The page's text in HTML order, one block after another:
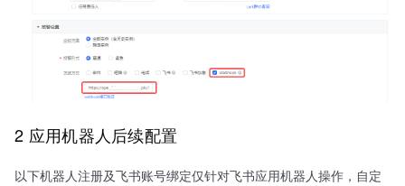
2 应用机器人后续配置
以下机器人注册及飞书账号绑定仅针对飞书应用机器人操作，自定